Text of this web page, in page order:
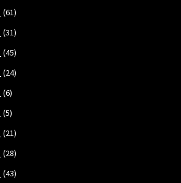
(61)
(31)
(45)
(24)
(6)
(5)
(21)
(28)
(43)